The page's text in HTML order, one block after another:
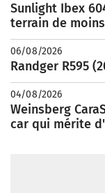
Sunlight Ibex
terrain de
06/08/2026
Randger R595
04/08/2026
Weinsberg
car qui mérite